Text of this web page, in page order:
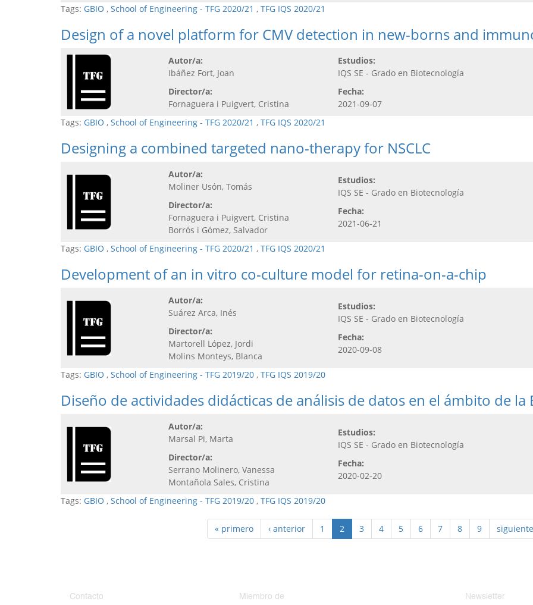
Tags: GBIO , School of Engineering - TFG 2020/21 , TFG IQS 2020/21
Design of a novel platform for CMV detection in new-borns and
Autor/a:
Ibáñez Fort, Joan
Director/a:
Fornaguera i Puigvert, Cristina
Estudios:
IQS SE - Grado en Biotecnología
Fecha:
2021-09-07
Tags: GBIO , School of Engineering - TFG 2020/21 , TFG IQS 2020/21
Designing a combined targeted nano-therapy for NSCLC
Autor/a:
Moliner Usón, Tomás
Director/a:
Fornaguera i Puigvert, Cristina
Borrós i Gómez, Salvador
Estudios:
IQS SE - Grado en Biotecnología
Fecha:
2021-06-21
Tags: GBIO , School of Engineering - TFG 2020/21 , TFG IQS 2020/21
Development of an in vitro co-culture model for retina-on-a-chip
Autor/a:
Suárez Arca, Inés
Director/a:
Martorell López, Jordi
Molins Monteys, Blanca
Estudios:
IQS SE - Grado en Biotecnología
Fecha:
2020-09-08
Tags: GBIO , School of Engineering - TFG 2019/20 , TFG IQS 2019/20
Diseño de actividades didácticas de análisis de datos en el ámbito de la
Autor/a:
Marsal Pi, Marta
Director/a:
Serrano Molinero, Vanessa
Montañola Sales, Cristina
Estudios:
IQS SE - Grado en Biotecnología
Fecha:
2020-02-20
Tags: GBIO , School of Engineering - TFG 2019/20 , TFG IQS 2019/20
« primero ‹ anterior 1 2 3 4 5 6 7 8 9 siguiente
Contacto Miembro de Newsletter